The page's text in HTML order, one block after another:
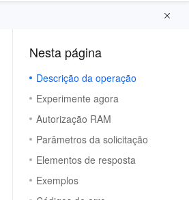
Nesta página
Descrição da operação
Experimente agora
Autorização RAM
Parâmetros da solicitação
Elementos de resposta
Exemplos